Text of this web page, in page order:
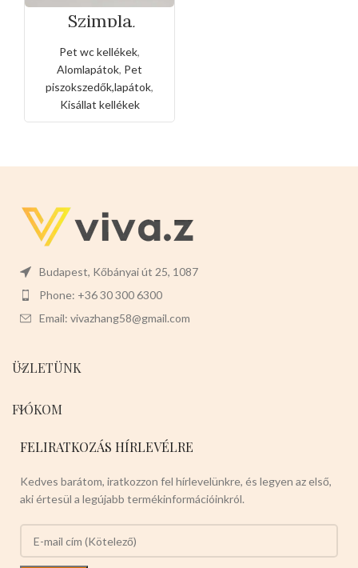
Szimpla
egyszerű
macska
alomlapát
Pet wc kellékek,
Alomlapátok, Pet
piszokszedők,lapátok,
Kisállat kellékek
Budapest, Kőbányai út 25, 1087
Phone: +36 30 300 6300
Email: vivazhang58@gmail.com
ÜZLETÜNK
FIÓKOM
FELIRATKOZÁS HÍRLEVÉLRE
Kedves barátom, iratkozzon fel hírlevelünkre, és legyen az első,
aki értesül a legújabb termékinformációinkról.